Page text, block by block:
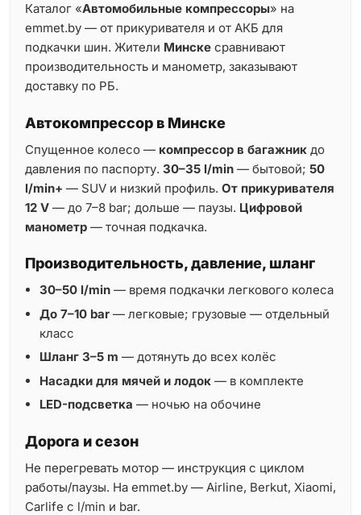
Каталог «Автомобильные компрессоры» на
emmet.by — от прикуривателя и от АКБ для
подкачки шин. Жители Минске сравнивают
производительность и манометр, заказывают
доставку по РБ.
Автокомпрессор в Минске
Спущенное колесо — компрессор в багажник до
давления по паспорту. 30–35 l/min — бытовой; 50
l/min+ — SUV и низкий профиль. От прикуривателя
12 V — до 7–8 bar; дольше — паузы. Цифровой
манометр — точная подкачка.
Производительность, давление, шланг
30–50 l/min — время подкачки легкового колеса
До 7–10 bar — легковые; грузовые — отдельный
класс
Шланг 3–5 m — дотянуть до всех колёс
Насадки для мячей и лодок — в комплекте
LED-подсветка — ночью на обочине
Дорога и сезон
Не перегревать мотор — инструкция с циклом
работы/паузы. На emmet.by — Airline, Berkut, Xiaomi,
Carlife с l/min и bar.